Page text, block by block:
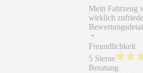
Mein Fahrzeug
wirklich
Freundlichkeit
5 Sterne
Beratung